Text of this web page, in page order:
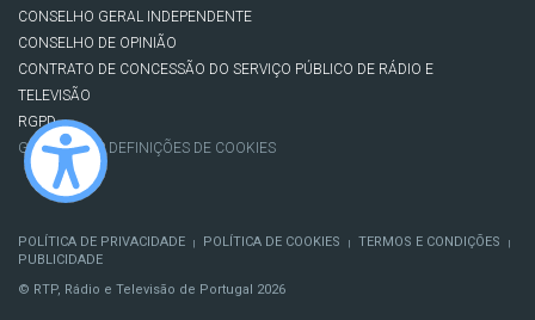
CONSELHO GERAL INDEPENDENTE
CONSELHO DE OPINIÃO
CONTRATO DE CONCESSÃO DO SERVIÇO PÚBLICO DE RÁDIO E
TELEVISÃO
RGPD
GESTÃO DAS DEFINIÇÕES DE COOKIES
POLÍTICA DE PRIVACIDADE | POLÍTICA DE COOKIES | TERMOS E CONDIÇÕES |
PUBLICIDADE
© RTP, Rádio e Televisão de Portugal 2026